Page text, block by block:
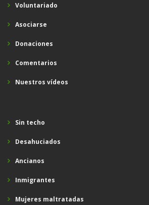
Voluntariado
Asociarse
Donaciones
Comentarios
Nuestros vídeos
Sin techo
Desahuciados
Ancianos
Inmigrantes
Mujeres maltratadas